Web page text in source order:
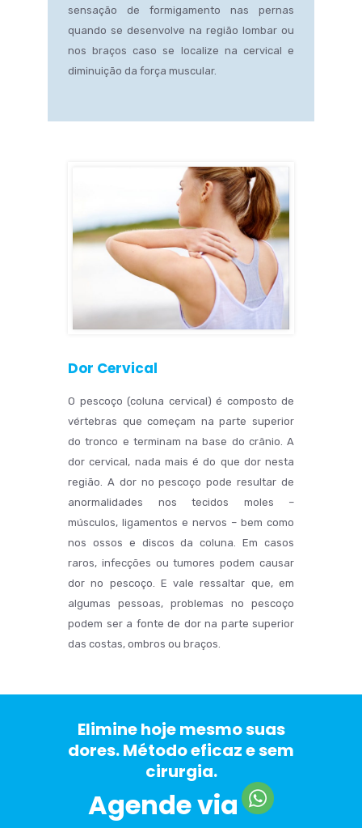
sensação de formigamento nas pernas
quando se desenvolve na região lombar ou
nos braços caso se localize na cervical e
diminuição da força muscular.
Dor Cervical
O pescoço (coluna cervical) é composto de
vértebras que começam na parte superior
do tronco e terminam na base do crânio. A
dor cervical, nada mais é do que dor nesta
região. A dor no pescoço pode resultar de
anormalidades nos tecidos moles –
músculos, ligamentos e nervos – bem como
nos ossos e discos da coluna. Em casos
raros, infecções ou tumores podem causar
dor no pescoço. E vale ressaltar que, em
algumas pessoas, problemas no pescoço
podem ser a fonte de dor na parte superior
das costas, ombros ou braços.
Elimine hoje mesmo suas
dores. Método eficaz e sem
cirurgia.
Agende via